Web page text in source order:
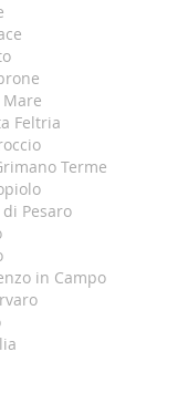
Mare
Feltria
Terme
Pesaro
in Campo